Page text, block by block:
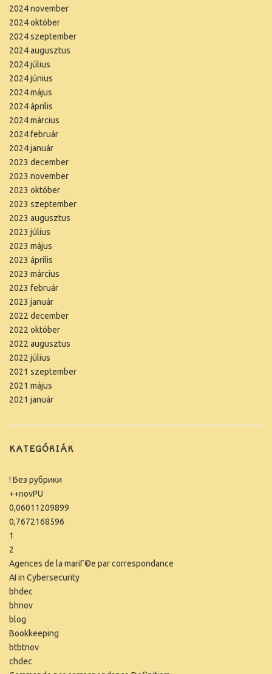
2024 november
2024 október
2024 szeptember
2024 augusztus
2024 július
2024 június
2024 május
2024 április
2024 március
2024 február
2024 január
2023 december
2023 november
2023 október
2023 szeptember
2023 augusztus
2023 július
2023 május
2023 április
2023 március
2023 február
2023 január
2022 december
2022 október
2022 augusztus
2022 július
2021 szeptember
2021 május
2021 január
KATEGÓRIÁK
! Без рубрики
++novPU
0,06011209899
0,7672168596
1
2
Agences de la mariГ©e par correspondance
AI in Cybersecurity
bhdec
bhnov
blog
Bookkeeping
btbtnov
chdec